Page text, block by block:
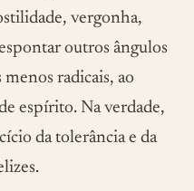
vergonha,
outros ângulos
menos radicais, ao
espírito. Na verdade,
da tolerância e da